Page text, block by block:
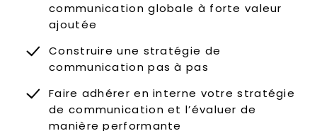
communication globale à forte valeur
ajoutée
Construire une stratégie de
communication pas à pas
Faire adhérer en interne votre stratégie
de communication et l’évaluer de
manière performante